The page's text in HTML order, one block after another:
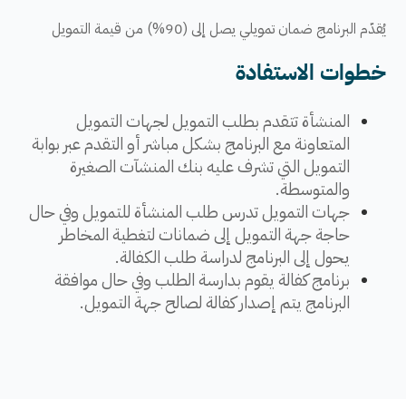
يُقدّم البرنامج ضمان تمويلي يصل إلى ​ (90%) من قيمة التمويل​
خطوات الاستفادة
​​​​​المنشأة تتقدم بطلب التمويل لجهات التمويل
المتعاونة مع البرنامج بشكل مباشر أو التقدم عبر بوابة
التمويل التي تشرف عليه بنك المنشآت الصغيرة
والمتوسطة.
جهات التمويل تدرس طلب المنشأة للتمويل وفي حال
حاجة جهة التمويل إلى ضمانات لتغطية المخاطر
يحول إلى البرنامج لدراسة طلب الكفالة.
​برنامج كفالة يقوم بدارسة الطلب وفي حال موافقة
البرنامج يتم إصدار كفالة لصالح جهة التمويل.​​